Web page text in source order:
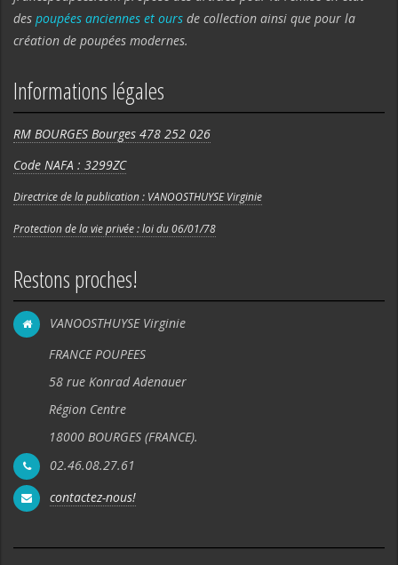
des poupées anciennes et ours de collection ainsi que pour la
création de poupées modernes.
Informations légales
RM BOURGES Bourges 478 252 026
Code NAFA : 3299ZC
Directrice de la publication : VANOOSTHUYSE Virginie
Protection de la vie privée : loi du 06/01/78
Restons proches!
VANOOSTHUYSE Virginie
FRANCE POUPEES
58 rue Konrad Adenauer
Région Centre
18000 BOURGES (FRANCE).
02.46.08.27.61
contactez-nous!